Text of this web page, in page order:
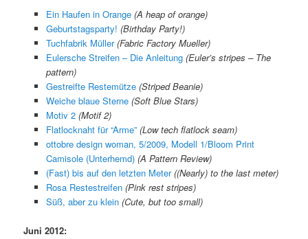
Ein Haufen in Orange (A heap of orange)
Geburtstagsparty! (Birthday Party!)
Tuchfabrik Müller (Fabric Factory Mueller)
Eulersche Streifen – Die Anleitung (Euler’s stripes – The
pattern)
Gestreifte Restemütze (Striped Beanie)
Weiche blaue Sterne (Soft Blue Stars)
Motiv 2 (Motif 2)
Flatlocknaht für “Arme” (Low tech flatlock seam)
ottobre design woman, 5/2009, Modell 1/Bloom Print
Camisole (Unterhemd) (A Pattern Review)
(Fast) bis auf den letzten Meter ((Nearly) to the last meter)
Rosa Restestreifen (Pink rest stripes)
Süß, aber zu klein (Cute, but too small)
Juni 2012: